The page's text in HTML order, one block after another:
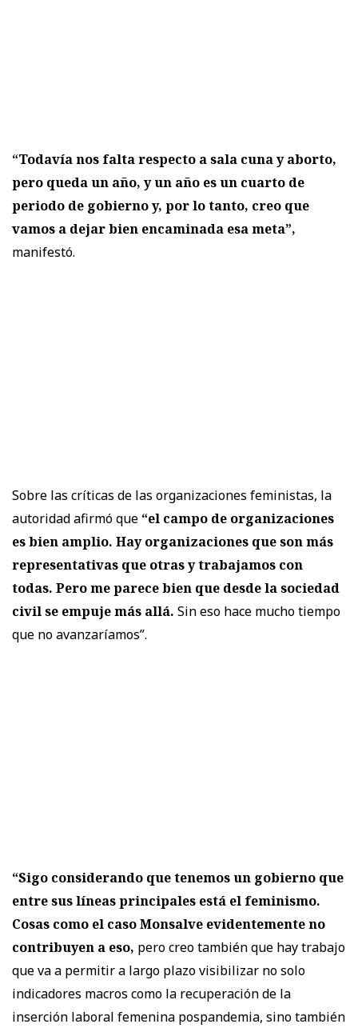
“Todavía nos falta respecto a sala cuna y aborto,
pero queda un año, y un año es un cuarto de
periodo de gobierno y, por lo tanto, creo que
vamos a dejar bien encaminada esa meta”,
manifestó.
Sobre las críticas de las organizaciones feministas, la
autoridad afirmó que “el campo de organizaciones
es bien amplio. Hay organizaciones que son más
representativas que otras y trabajamos con
todas. Pero me parece bien que desde la sociedad
civil se empuje más allá. Sin eso hace mucho tiempo
que no avanzaríamos”.
“Sigo considerando que tenemos un gobierno que
entre sus líneas principales está el feminismo.
Cosas como el caso Monsalve evidentemente no
contribuyen a eso, pero creo también que hay trabajo
que va a permitir a largo plazo visibilizar no solo
indicadores macros como la recuperación de la
inserción laboral femenina pospandemia, sino también